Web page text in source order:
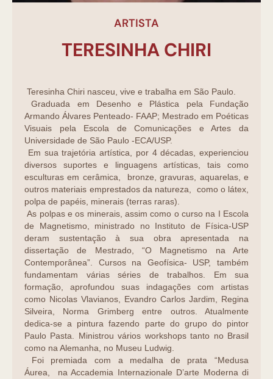
ARTISTA
TERESINHA CHIRI
Teresinha Chiri nasceu, vive e trabalha em São Paulo.
Graduada em Desenho e Plástica pela Fundação
Armando Álvares Penteado- FAAP; Mestrado em Poéticas
Visuais pela Escola de Comunicações e Artes da
Universidade de São Paulo -ECA/USP.
Em sua trajetória artística, por 4 décadas, experienciou
diversos suportes e linguagens artísticas, tais como
esculturas em cerâmica, bronze, gravuras, aquarelas, e
outros materiais emprestados da natureza, como o látex,
polpa de papéis, minerais (terras raras).
As polpas e os minerais, assim como o curso na I Escola
de Magnetismo, ministrado no Instituto de Física-USP
deram sustentação à sua obra apresentada na
dissertação de Mestrado, “O Magnetismo na Arte
Contemporânea”. Cursos na Geofísica- USP, também
fundamentam várias séries de trabalhos. Em sua
formação, aprofundou suas indagações com artistas
como Nicolas Vlavianos, Evandro Carlos Jardim, Regina
Silveira, Norma Grimberg entre outros. Atualmente
dedica-se a pintura fazendo parte do grupo do pintor
Paulo Pasta. Ministrou vários workshops tanto no Brasil
como na Alemanha, no Museu Ludwig.
Foi premiada com a medalha de prata “Medusa
Áurea, na Accademia Internazionale D’arte Moderna di